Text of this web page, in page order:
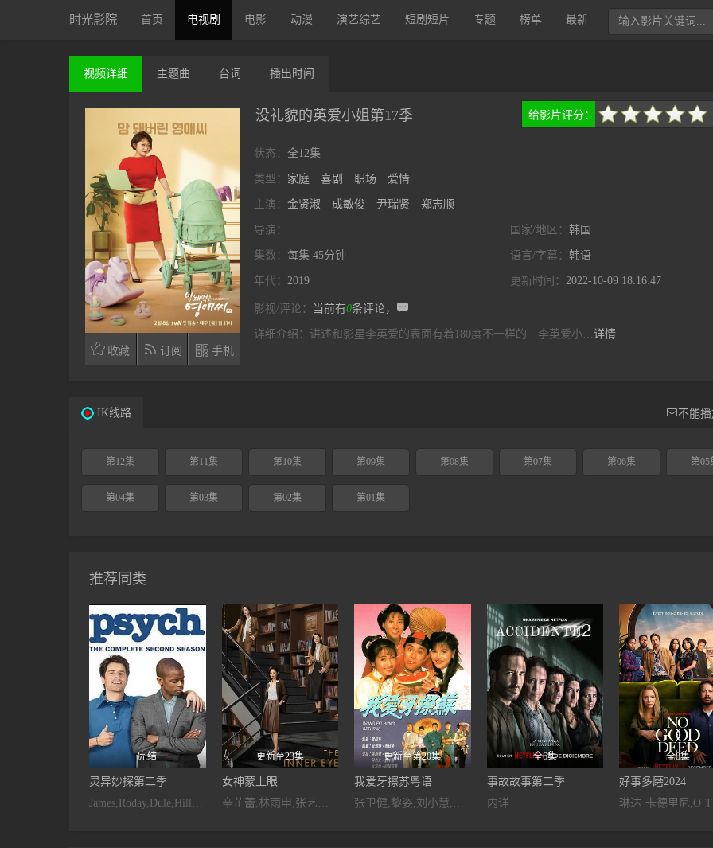
时光影院 首页 电视剧 电影 动漫 演艺综艺 短剧短片 专题 榜单 最新
视频详细 主题曲 台词 播出 时间
 收藏  订阅  手机
给影片评分：
很差较差 还行 推荐力荐
没礼貌的英爱小姐第17季
状态：全12集
类型： 家庭 喜剧 职场 爱情
主演：金贤淑 成敏俊 尹瑞贤 郑志顺
导演： 国家/地区： 韩国
集数：每集 45分钟 语言/字幕： 韩语
年代：2019 更新时间： 2022-10-09 18:16:47
影视/评论： 当前有0条评论， 
详细介绍： 讲述和影星李英爱的表面有着180度不一样的－李英爱小…详情
IK线路 不能
第12集 第11集 第10集 第09集 第08集 第07集 第06集 第05
第04集 第03集 第02集 第01集
推荐同类
完结
灵异妙探第二季
James,Roday,Dulé,Hill,Timothy,Omundson
更新至23集
女神蒙上眼
辛芷蕾,林雨申,张艺上,郑希怡,王子睿,代云帆,马德钟
更新至第20集
我爱牙擦苏粤语
张卫健,黎姿,刘小慧,许志安
全6集
事故故事第二季
内详
全8集
好事多磨2024